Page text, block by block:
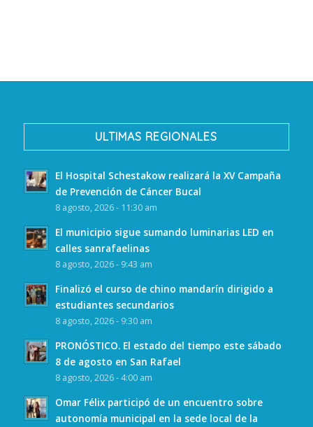
ULTIMAS REGIONALES
El Hospital Schestakow realizará la XV Campaña
de Prevención de Cáncer Bucal
8 agosto, 2026 - 11:30 am
El municipio sigue sumando luminarias LED en
calles sanrafaelinas
8 agosto, 2026 - 9:43 am
Finalizó el curso de chino mandarín dirigido a
estudiantes secundarios
8 agosto, 2026 - 9:30 am
PRONÓSTICO. El estado del tiempo este sábado
8 de agosto en San Rafael
8 agosto, 2026 - 4:00 am
Omar Félix participó de un encuentro sobre
autonomía municipal en la sede local de la